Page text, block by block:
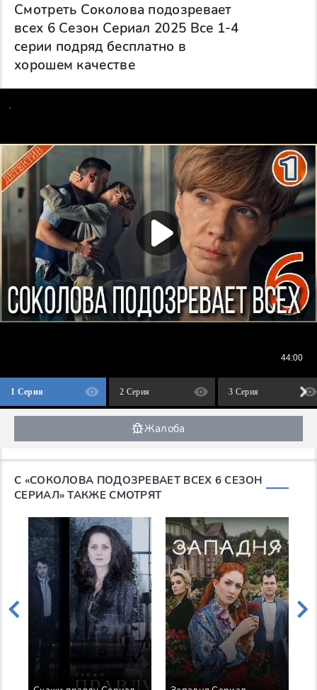
Смотреть Соколова подозревает
всех 6 Сезон Сериал 2025 Все 1-4
серии подряд бесплатно в
хорошем качестве
1 Серия 2 Серия 3 Серия
Жалоба
С «СОКОЛОВА ПОДОЗРЕВАЕТ ВСЕХ 6 СЕЗОН
СЕРИАЛ» ТАКЖЕ СМОТРЯТ